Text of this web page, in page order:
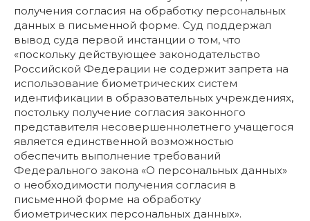
получения согласия на обработку персональных
данных в письменной форме. Суд поддержал
вывод суда первой инстанции о том, что
«поскольку действующее законодательство
Российской Федерации не содержит запрета на
использование биометрических систем
идентификации в образовательных учреждениях,
постольку получение согласия законного
представителя несовершеннолетнего учащегося
является единственной возможностью
обеспечить выполнение требований
Федерального закона «О персональных данных»
о необходимости получения согласия в
письменной форме на обработку
биометрических персональных данных».